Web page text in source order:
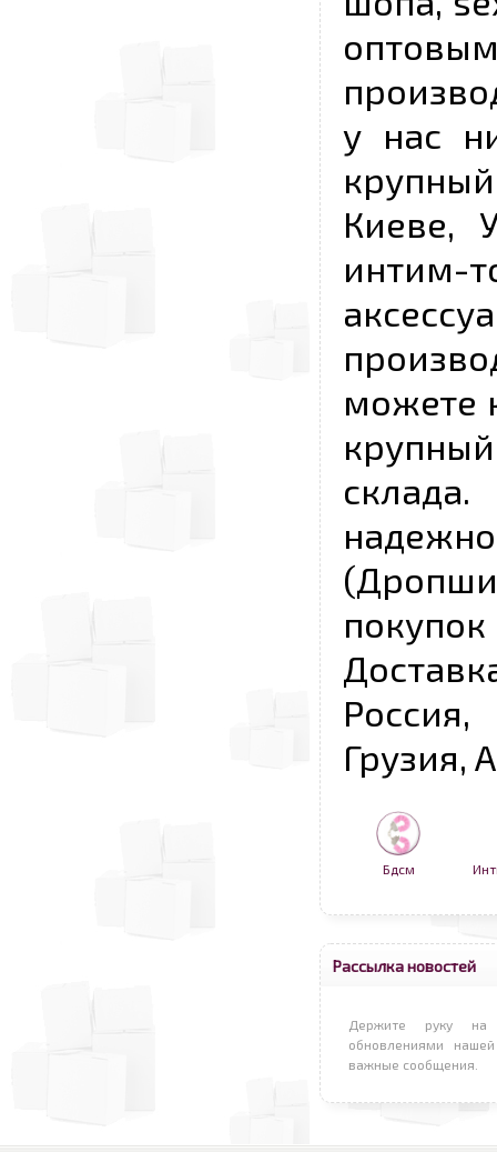
у нас
Киеве,
можете
Грузия,
Бдсм
Рассылка новостей
Держите руку на
обновлениями
важные сообщения.